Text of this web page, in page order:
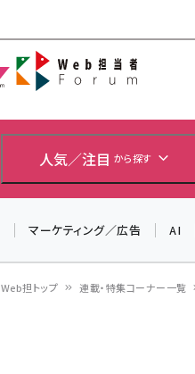
Web担
人気／注目 から探す
マーケティング／広告 AI
Web担トップ 連載・特集コーナー一覧